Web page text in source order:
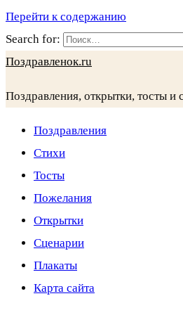
Перейти к содержанию
Search for:
Поздравленок.ru
Поздравления, открытки, тосты и
Поздравления
Стихи
Тосты
Пожелания
Открытки
Сценарии
Плакаты
Карта сайта